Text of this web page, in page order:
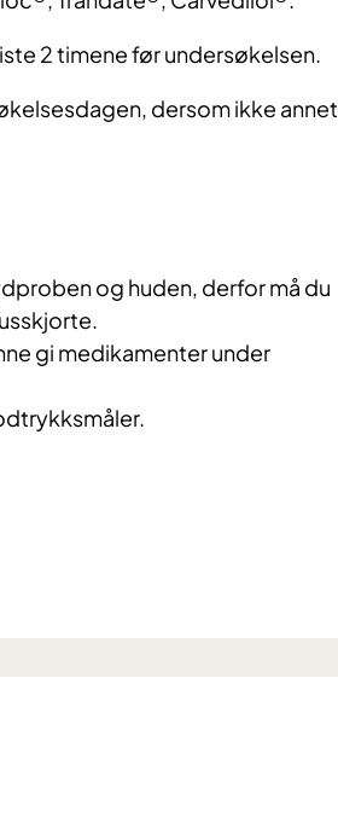
2 timene før undersøkelsen.
dersom ikke annet
og huden, derfor må du
gi medikamenter under